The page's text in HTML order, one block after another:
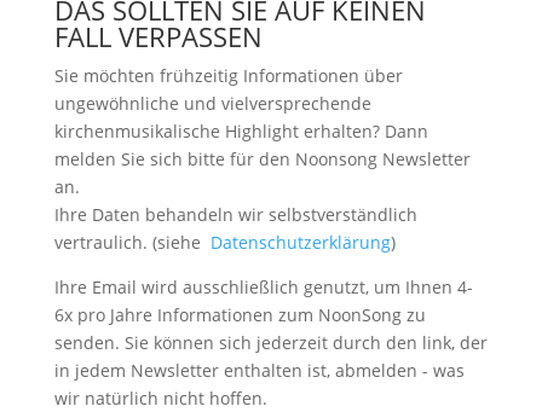
DAS SOLLTEN SIE AUF KEINEN
FALL VERPASSEN
Sie möchten frühzeitig Informationen über
ungewöhnliche und vielversprechende
kirchenmusikalische Highlight erhalten? Dann
melden Sie sich bitte für den Noonsong Newsletter
an.
Ihre Daten behandeln wir selbstverständlich
vertraulich. (siehe Datenschutzerklärung)
Ihre Email wird ausschließlich genutzt, um Ihnen 4-
6x pro Jahre Informationen zum NoonSong zu
senden. Sie können sich jederzeit durch den link, der
in jedem Newsletter enthalten ist, abmelden - was
wir natürlich nicht hoffen.